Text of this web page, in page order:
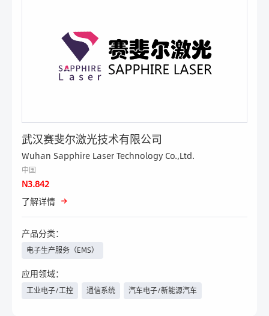
武汉赛斐尔激光技术有限公司
Wuhan Sapphire Laser Technology Co.,Ltd.
中国
N3.842
了解详情
产品分类：
电子生产服务（EMS）
应用领域：
工业电子/工控 通信系统
汽车电子/新能源汽车